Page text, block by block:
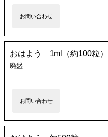
お問い合わせ
おはよう 1ml（約100粒）
廃盤
お問い合わせ